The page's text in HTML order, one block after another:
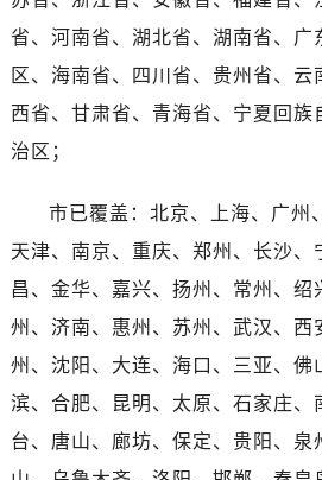
省、河南省、湖北省、湖南省、广
区、海南省、四川省、贵州省、
西省、甘肃省、青海省、宁夏回族
治区；
市已覆盖：北京、上海、广州
天津、南京、重庆、郑州、长沙、
昌、金华、嘉兴、扬州、常州、绍
州、济南、惠州、苏州、武汉、西
州、沈阳、大连、海口、三亚、佛
滨、合肥、昆明、太原、石家庄、
台、唐山、廊坊、保定、贵阳、泉